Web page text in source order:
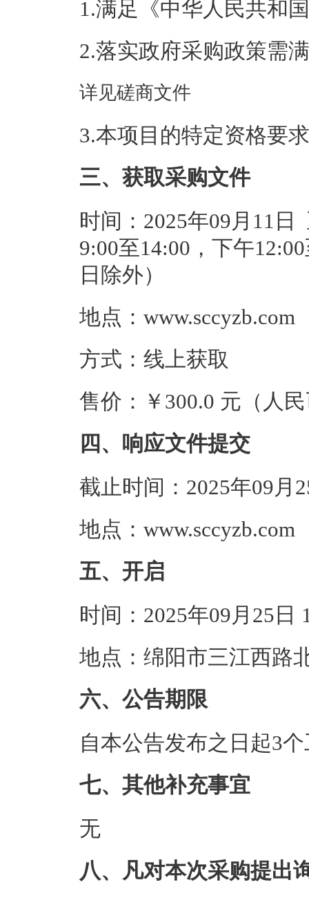
1.满足《中华人民共和
2.落实政府采购政策需
详见磋商文件
3.本项目的特定资格要
三、获取采购文件
时间：2025年09月11
9:00至14:00，下午
日除外）
地点：www.sccyzb.com
方式：线上获取
售价：￥300.0 元（人
四、响应文件提交
截止时间：2025年09月
地点：www.sccyzb.com
五、开启
时间：2025年09月25日
地点：绵阳市三江西路
六、公告期限
自本公告发布之日起3
七、其他补充事宜
无
八、凡对本次采购提出